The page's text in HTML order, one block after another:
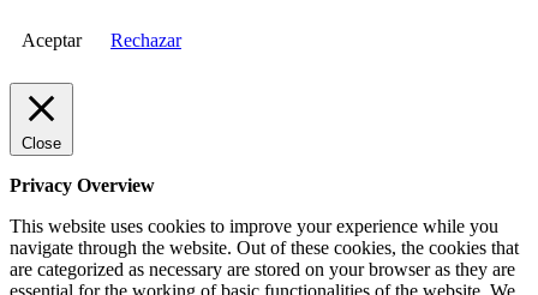
Aceptar Rechazar
Close
Privacy Overview
This website uses cookies to improve your experience while you
navigate through the website. Out of these cookies, the cookies that
are categorized as necessary are stored on your browser as they are